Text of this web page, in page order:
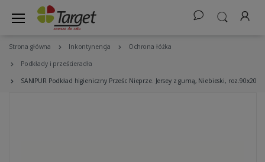
Strona główna Inkontynencja Ochrona łóżka
Podkłady i prześcieradła
SANIPUR Podkład higieniczny Prześc Nieprze. Jersey z gumą, Niebieski,